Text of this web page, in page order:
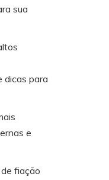
sua
dicas para
e
fiação